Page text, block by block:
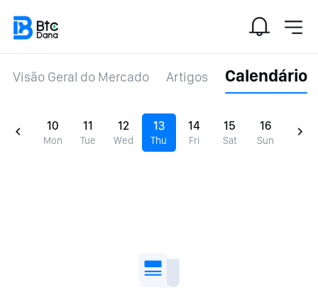
Visão Geral do Mercado Artigos Calendário
10
Mon
11
Tue
12
Wed
13
Thu
14
Fri
15
Sat
16
Sun